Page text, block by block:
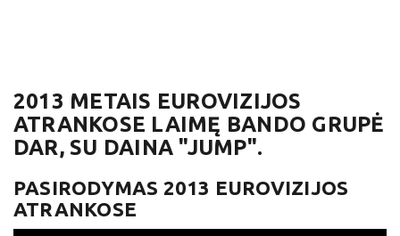
2013 METAIS EUROVIZIJOS
ATRANKOSE LAIMĘ BANDO GRUPĖ
DAR, SU DAINA "JUMP".
PASIRODYMAS 2013 EUROVIZIJOS
ATRANKOSE